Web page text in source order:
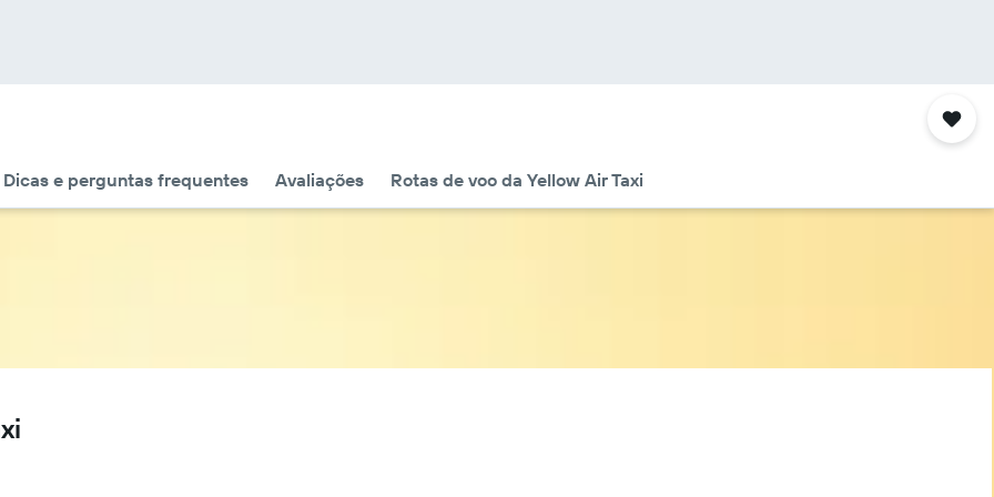
Dicas e perguntas frequentes Avaliações Rotas de voo da Yellow Air Taxi